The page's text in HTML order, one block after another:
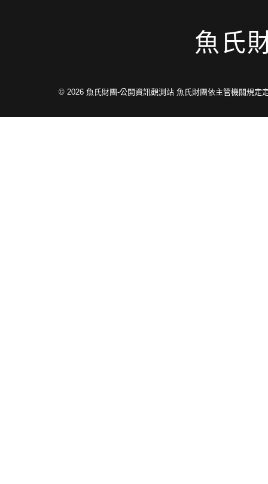
魚氏
© 2026 魚氏財團-公開資訊觀測站 魚氏財團依主管機關規定